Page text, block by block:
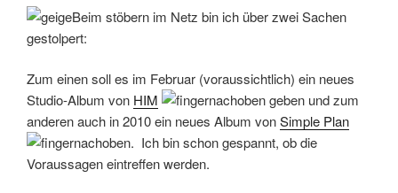
Beim stöbern im Netz bin ich über zwei Sachen
gestolpert:
Zum einen soll es im Februar (voraussichtlich) ein neues
Studio-Album von HIM
geben und zum
anderen auch in 2010 ein neues Album vonSimple Plan
. Ich bin schon gespannt, ob die
Voraussagen eintreffen werden.